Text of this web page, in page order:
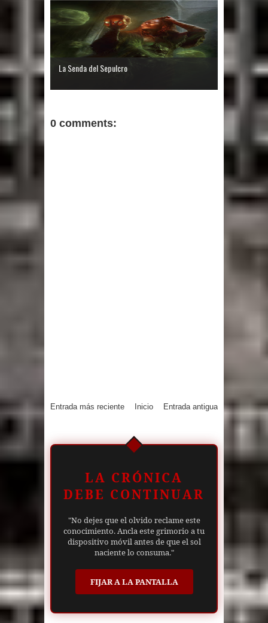
La Senda del Sepulcro
0 comments:
Entrada más reciente Entrada antigua
Inicio
LA CRÓNICA
DEBE CONTINUAR
"No dejes que el olvido reclame este
conocimiento. Ancla este grimorio a tu
dispositivo móvil antes de que el sol
naciente lo consuma."
FIJAR A LA PANTALLA